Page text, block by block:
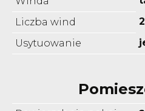
Liczba wind
2
Usytuowanie